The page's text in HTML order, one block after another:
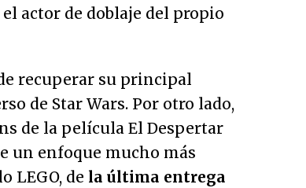
el actor de doblaje del propio
recuperar su principal
de Star Wars. Por otro lado,
de la película El Despertar
un enfoque mucho más
LEGO, de la última entrega